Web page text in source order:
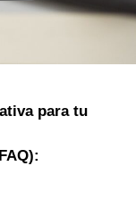
para tu